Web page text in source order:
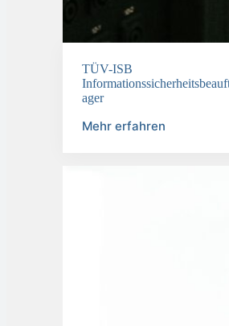
TÜV-ISB
Informationssicherheitsbeauftr